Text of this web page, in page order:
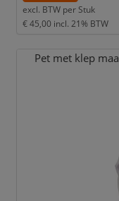
excl. BTW per Stuk
€ 45,00 incl. 21% BTW
Pet met klep